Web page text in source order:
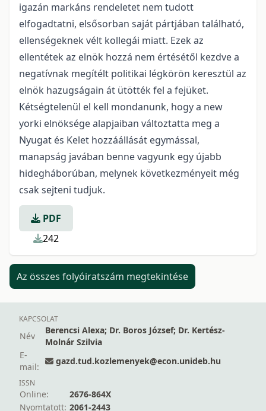
igazán markáns rendeletet nem tudott
elfogadtatni, elsősorban saját pártjában található,
ellenségeknek vélt kollegái miatt. Ezek az
ellentétek az elnök hozzá nem értésétől kezdve a
negatívnak megítélt politikai légkörön keresztül az
elnök hazugságain át ütötték fel a fejüket.
Kétségtelenül el kell mondanunk, hogy a new
yorki elnöksége alapjaiban változtatta meg a
Nyugat és Kelet hozzáállását egymással,
manapság javában benne vagyunk egy újabb
hidegháborúban, melynek következményeit még
csak sejteni tudjuk.
PDF
242
Az összes folyóiratszám megtekintése
KAPCSOLAT
Név
Berencsi Alexa; Dr. Boros József; Dr. Kertész-
Molnár Szilvia
E-
mail:
gazd.tud.kozlemenyek@econ.unideb.hu
ISSN
Online:
2676-864X
Nyomtatott: 2061-2443